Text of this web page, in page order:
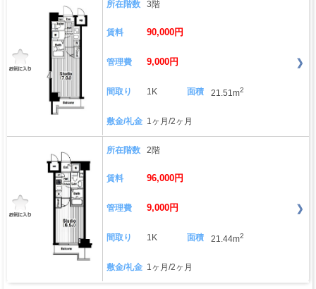
所在階数 3階
賃料 90,000円
管理費 9,000円
間取り 1K 面積 21.51m2
敷金/礼金 1ヶ月/2ヶ月
所在階数 2階
賃料 96,000円
管理費 9,000円
間取り 1K 面積 21.44m2
敷金/礼金 1ヶ月/2ヶ月